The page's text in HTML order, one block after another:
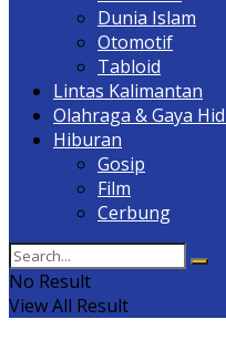
Dunia Islam
Otomotif
Tabloid
Lintas Kalimantan
Olahraga & Gaya
Hiburan
Gosip
Film
Cerbung
No Result
View All Result